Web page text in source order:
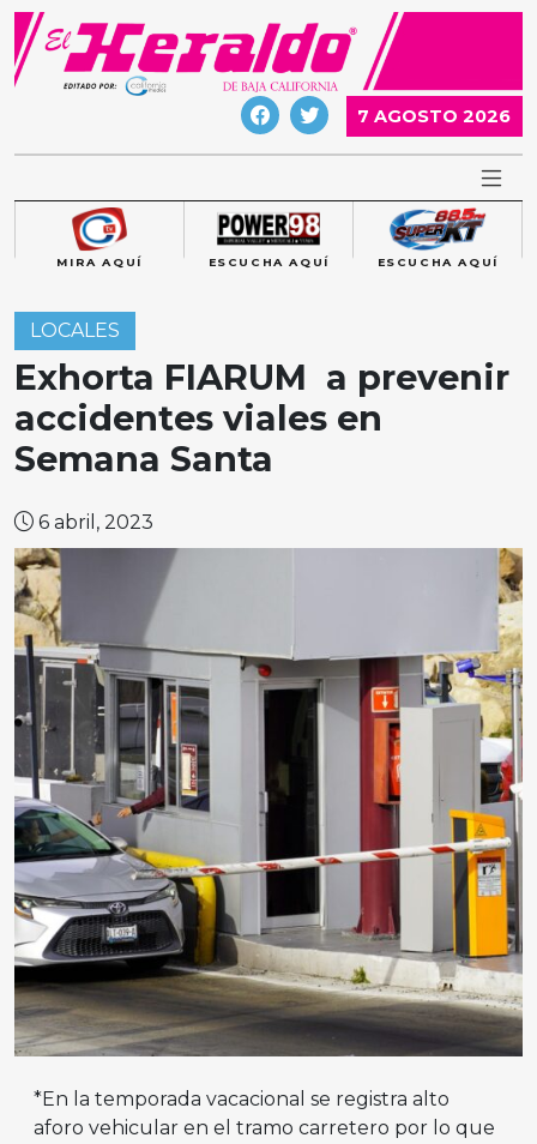
Skip
content
7 AGOSTO 2026
MIRA AQUÍ ESCUCHA AQUÍ ESCUCHA AQUÍ
LOCALES
Exhorta FIARUM a prevenir
accidentes viales en
Semana Santa
6 abril, 2023
*En la temporada vacacional se registra alto
aforo vehicular en el tramo carretero por lo que